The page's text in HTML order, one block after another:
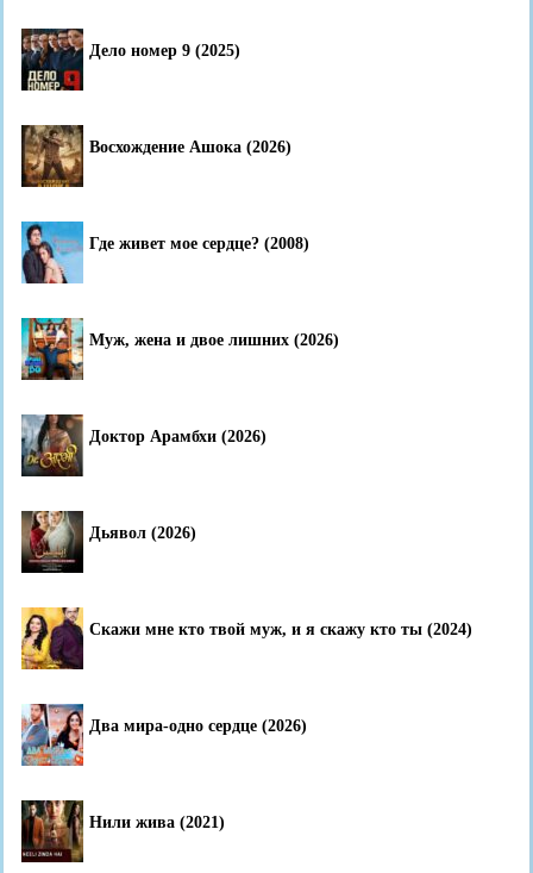
Дело номер 9 (2025)
Восхождение Ашока (2026)
Где живет мое сердце? (2008)
Муж, жена и двое лишних (2026)
Доктор Арамбхи (2026)
Дьявол (2026)
Скажи мне кто твой муж, и я скажу кто ты (2024)
Два мира-одно сердце (2026)
Нили жива (2021)